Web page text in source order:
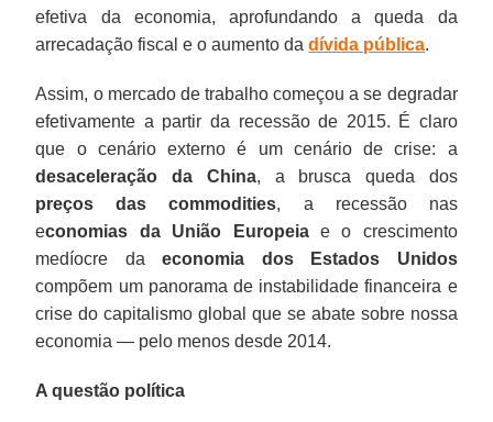
efetiva da economia, aprofundando a queda da
arrecadação fiscal e o aumento dadívida pública.
Assim, o mercado de trabalho começou a se degradar
efetivamente a partir da recessão de 2015. É claro
que o cenário externo é um cenário de crise: a
desaceleração da China, a brusca queda dos
preços das commodities, a recessão nas
economias da União Europeiae o crescimento
medíocre daeconomia dos Estados Unidos
compõem um panorama de instabilidade financeira e
crise do capitalismo global que se abate sobre nossa
economia — pelo menos desde 2014.
A questão política